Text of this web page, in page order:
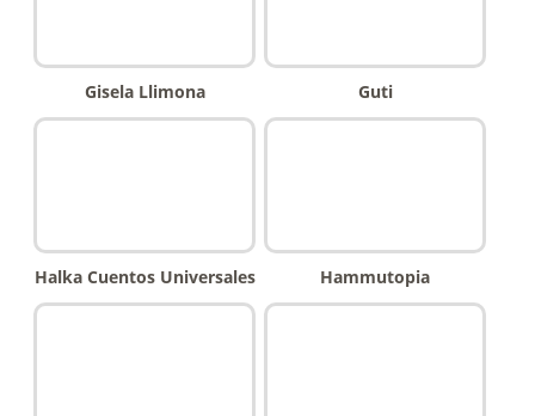
Gisela Llimona Guti
Halka Cuentos Universales Hammutopia